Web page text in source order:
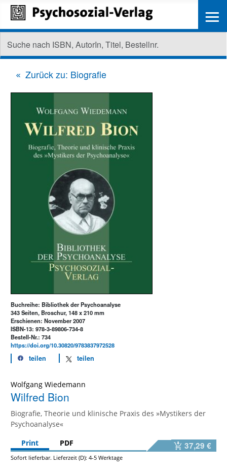
Zurück zu: Biografie
Buchreihe: Bibliothek der Psychoanalyse
343 Seiten, Broschur, 148 x 210 mm
Erschienen: November 2007
ISBN-13: 978-3-89806-734-8
Bestell-Nr.: 734
https://doi.org/10.30820/9783837972528
teilen teilen
Wolfgang Wiedemann
Wilfred Bion
Biografie, Theorie und klinische Praxis des »Mystikers der
Psychoanalyse«
Print
PDF 37,29 €
Sofort lieferbar. Lieferzeit (D): 4-5 Werktage
≡